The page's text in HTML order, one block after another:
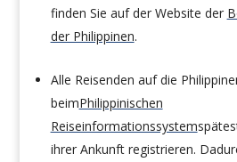
finden Sie auf der Website der
der Philippinen.
Alle Reisenden auf die
beimPhilippinischen
Reiseinformationssystem
ihrer Ankunft registrieren.